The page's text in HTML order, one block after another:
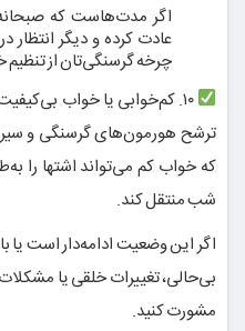
اگر مدت‌هاست که
عادت کرده و دیگر انتظار
چرخه گرسنگی‌تان از
۱۰. کم‌خوابی یا خواب
ترشح هورمون‌های گرسنگی و
که خواب کم می‌تواند اشتها را
شب منتقل کند.
اگر این وضعیت ادامه‌دار است
بی‌حالی، تغییرات خلقی یا
مشورت کنید.